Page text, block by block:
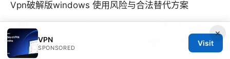
Vpn破解版windows 使用风险与合法替代方案
中国のwi fiでvpnを使う方法：2025年版！おすすめ
vpnと接続設定ガイド 完全版 日本語解説と最新情報
×
VPN
SPONSORED
Visit